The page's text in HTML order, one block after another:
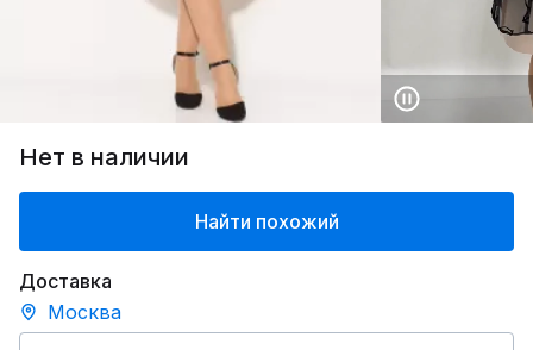
Нет в наличии
Найти похожий
Доставка
Москва